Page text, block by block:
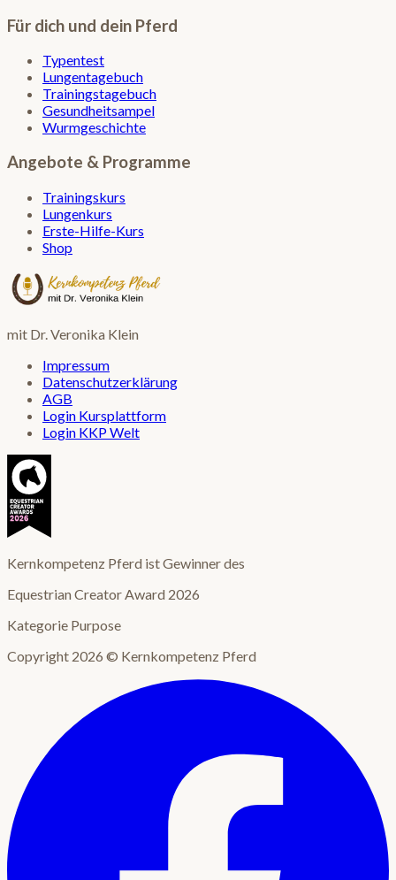
Für dich und dein Pferd
Typentest
Lungentagebuch
Trainingstagebuch
Gesundheitsampel
Wurmgeschichte
Angebote & Programme
Trainingskurs
Lungenkurs
Erste-Hilfe-Kurs
Shop
mit Dr. Veronika Klein
Impressum
Datenschutzerklärung
AGB
Login Kursplattform
Login KKP Welt
Kernkompetenz Pferd ist Gewinner des
Equestrian Creator Award 2026
Kategorie Purpose
Copyright 2026 © Kernkompetenz Pferd